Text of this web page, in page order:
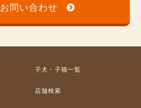
お問い合わせ
子犬・子猫一覧
店舗検索